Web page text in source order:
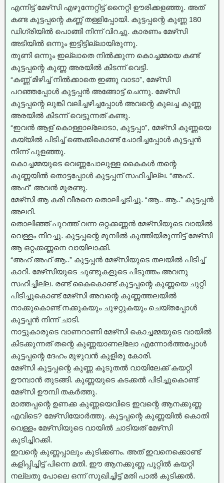
എന്നിട്ട് മേഴ്‌സി എഴുന്നേറ്റിട്ട് നൈറ്റി ഊരിക്കളഞ്ഞു. അത്
കണ്ട കുട്ടപ്പന്റെ കണ്ണ് തള്ളിപ്പോയി. കുട്ടപ്പന്റെ കുണ്ണ 180
ഡിഗ്രിയിൽ പൊങ്ങി നിന്ന് വിറച്ചു. കാരണം മേഴ്‌സി
അടിയിൽ ഒന്നും ഇട്ടിട്ടില്ലായിരുന്നു.
തുണി ഒന്നും ഇല്ലാതെ നിൽക്കുന്ന കൊച്ചമ്മയെ കണ്ട്
കുട്ടപ്പന്റെ കുണ്ണ അരയിൽ കിടന്ന് വെട്ടി.
“കണ്ണ് മിഴിച്ച്‌ നിൽക്കാതെ ഇങ്ങു വാടാ”, മേഴ്‌സി
പറഞ്ഞപ്പോൾ കുട്ടപ്പൻ അങ്ങോട്ട് ചെന്നു. മേഴ്‌സി
കുട്ടപ്പന്റെ ലുങ്കി വലിച്ചഴിച്ചപ്പോൾ അവന്റെ കുലച്ച കുണ്ണ
അരയിൽ കിടന്ന് വെട്ടുന്നത് കണ്ടു.
“ഇവൻ ആള് കൊള്ളാല്ലോടാ, കുട്ടപ്പാ”, മേഴ്‌സി കുണ്ണയെ
കയ്യിൽ പിടിച്ച്‌ ഞെക്കികൊണ്ട് ചോദിച്ചപ്പോൾ കുട്ടപ്പൻ
നിന്ന് പുളഞ്ഞു.
കൊച്ചമ്മയുടെ വെണ്ണപോലുള്ള കൈകൾ തന്റെ
കുണ്ണയിൽ തൊട്ടപ്പോൾ കുട്ടപ്പന് സഹിച്ചില്ല. “അഹ്..
അഹ്” അവൻ മുരണ്ടു.
മേഴ്‌സി ആ കരി വീരനെ തൊലിച്ചടിച്ചു. “ആ.. ആ..” കുട്ടപ്പൻ
അലറി.
തൊലിഞ്ഞ് പുറത്ത് വന്ന ഒറ്റക്കണ്ണൻ മേഴ്‌സിയുടെ വായിൽ
വെള്ളം നിറച്ചു. കുട്ടപ്പന്റെ മുമ്പിൽ കുത്തിയിരുന്നിട്ട് മേഴ്‌സി
ആ ഒറ്റക്കണ്ണനെ വായിലാക്കി.
“അഹ് അഹ് ആ..” കുട്ടപ്പൻ മേഴ്‌സിയുടെ തലയിൽ പിടിച്ച്‌
കാറി. മേഴ്‌സിയുടെ ചുണ്ടുകളുടെ പിടുത്തം അവനു
സഹിച്ചില്ല. രണ്ട് കൈകൊണ്ട് കുട്ടപ്പന്റെ കുണ്ണയെ ചുറ്റി
പിടിച്ചുകൊണ്ട് മേഴ്‌സി അവന്റെ കുണ്ണത്തലയിൽ
നാക്കുകൊണ്ട് നക്കുകയും ചുഴറ്റുകയും ചെയ്തപ്പോൾ
കുട്ടപ്പൻ നിന്ന് ചാടി.
നാട്ടുകാരുടെ വാണറാണി മേഴ്‌സി കൊച്ചമ്മയുടെ വായിൽ
കിടക്കുന്നത് തന്റെ കുണ്ണയാണല്ലോ എന്നോർത്തപ്പോൾ
കുട്ടപ്പന്റെ ദേഹം മുഴുവൻ കുളിരു കോരി.
മേഴ്‌സി കുട്ടപ്പന്റെ കുണ്ണ കൂടുതൽ വായിലേക്ക് കയറ്റി
ഊമ്പാൻ തുടങ്ങി. കുണ്ണയുടെ കടക്കൽ പിടിച്ചുകൊണ്ട്
മേഴ്‌സി ഊമ്പി തകർത്തു.
മാത്തപ്പന്റെ ഉണക്ക കുണ്ണയെവിടെ ഇവന്റെ ആനക്കുണ്ണ
എവിടെ? മേഴ്‌സിയോർത്തു. കുട്ടപ്പന്റെ കുണ്ണയിൽ കൊതി
വെള്ളം മേഴ്‌സിയുടെ വായിൽ ചാടിയത് മേഴ്‌സി
കുടിച്ചിറക്കി.
ഇവന്റെ കുണ്ണപ്പാലും കുടിക്കണം. അത് ഇവനെക്കൊണ്ട്‌
കളിപ്പിച്ചിട്ട് പിന്നെ മതി. ഈ ആനക്കുണ്ണ പൂറ്റിൽ കയറ്റി
നല്ലതു പോലെ ഒന്ന് സുഖിച്ചിട്ട് മതി പാൽ കുടിക്കൽ.